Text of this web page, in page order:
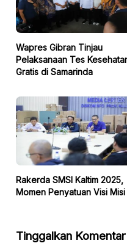
Wapres Gibran Tinjau
Pelaksanaan Tes
Gratis di Samarinda
Rakerda SMSI Kaltim 2025,
Momen Penyatuan Visi Misi
Tinggalkan Komentar